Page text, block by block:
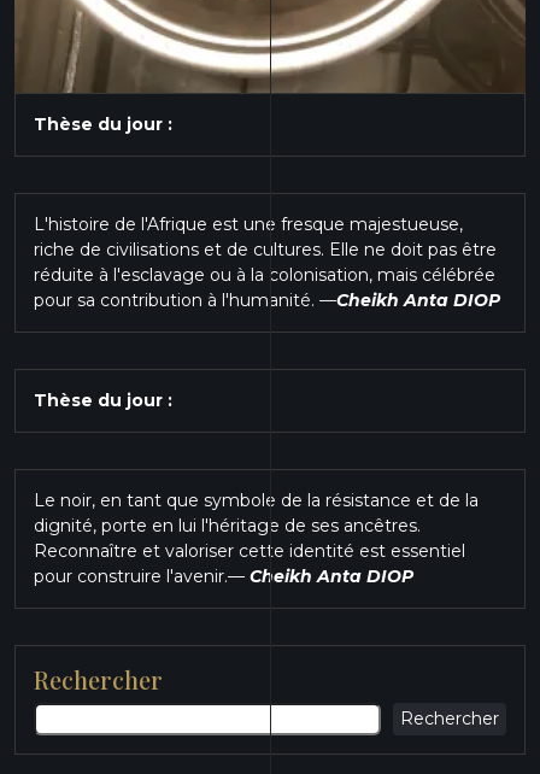
Thèse du jour :
L'histoire de l'Afrique est une fresque majestueuse,
riche de civilisations et de cultures. Elle ne doit pas être
réduite à l'esclavage ou à la colonisation, mais célébrée
pour sa contribution à l'humanité. —Cheikh Anta DIOP
Thèse du jour :
Le noir, en tant que symbole de la résistance et de la
dignité, porte en lui l'héritage de ses ancêtres.
Reconnaître et valoriser cette identité est essentiel
pour construire l'avenir.— Cheikh Anta DIOP
Rechercher
Rechercher